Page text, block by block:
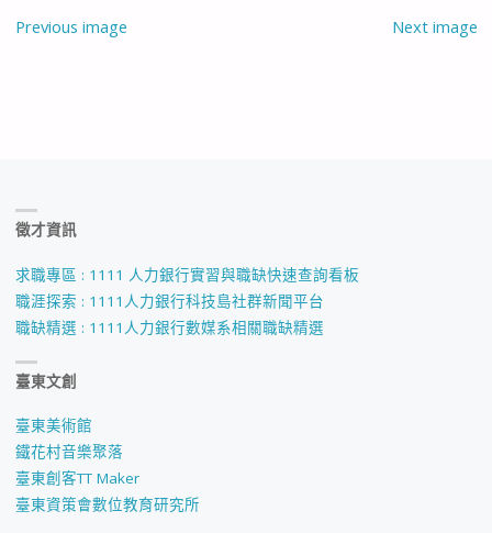
Previous image Next image
徵才資訊
求職專區 : 1111 人力銀行實習與職缺快速查詢看板
職涯探索 : 1111人力銀行科技島社群新聞平台
職缺精選 : 1111人力銀行數媒系相關職缺精選
臺東文創
臺東美術館
鐵花村音樂聚落
臺東創客TT Maker
臺東資策會數位教育研究所